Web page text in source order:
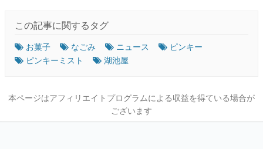
この記事に関するタグ
お菓子 なごみ ニュース
ピンキー
ピンキーミスト
湖池屋
本ページはアフィリエイトプログラムによる収益を得ている場合が
ございます